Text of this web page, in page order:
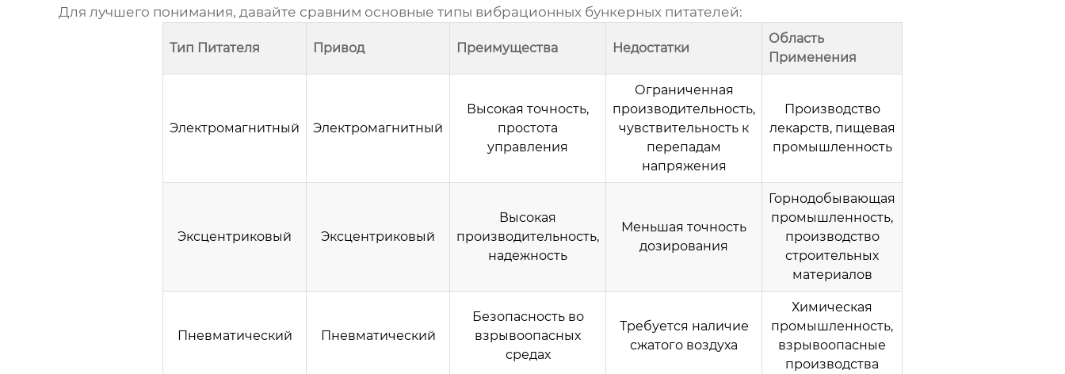
Для лучшего понимания, давайте сравним основные типы вибрационных бункерных питателей:
Тип Питателя Привод Преимущества Недостатки
Область
Применения
Электромагнитный Электромагнитный
Высокая точность,
простота
управления
Ограниченная
производительность,
чувствительность к
перепадам
напряжения
Производство
лекарств, пищевая
промышленность
Эксцентриковый Эксцентриковый
Высокая
производительность,
надежность
Меньшая точность
дозирования
Горнодобывающая
промышленность,
производство
строительных
материалов
Пневматический Пневматический
Безопасность во
взрывоопасных
средах
Требуется наличие
сжатого воздуха
Химическая
промышленность,
взрывоопасные
производства